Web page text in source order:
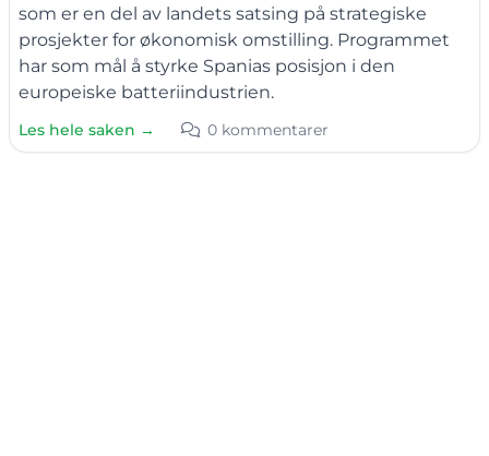
som er en del av landets satsing på strategiske
prosjekter for økonomisk omstilling. Programmet
har som mål å styrke Spanias posisjon i den
europeiske batteriindustrien.
Les hele saken → 0 kommentarer